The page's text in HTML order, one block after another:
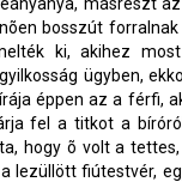
bosszút
ki, akihez
ügyben,
éppen az a férfi,
fel a titkot a
hogy õ volt a
lezüllött fiútestvér,